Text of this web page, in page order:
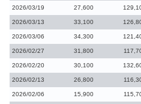
2026/03/19 27,600
2026/03/13 33,100
2026/03/06 34,300
2026/02/27 31,800
2026/02/20 30,100
2026/02/13 26,800
2026/02/06 15,900